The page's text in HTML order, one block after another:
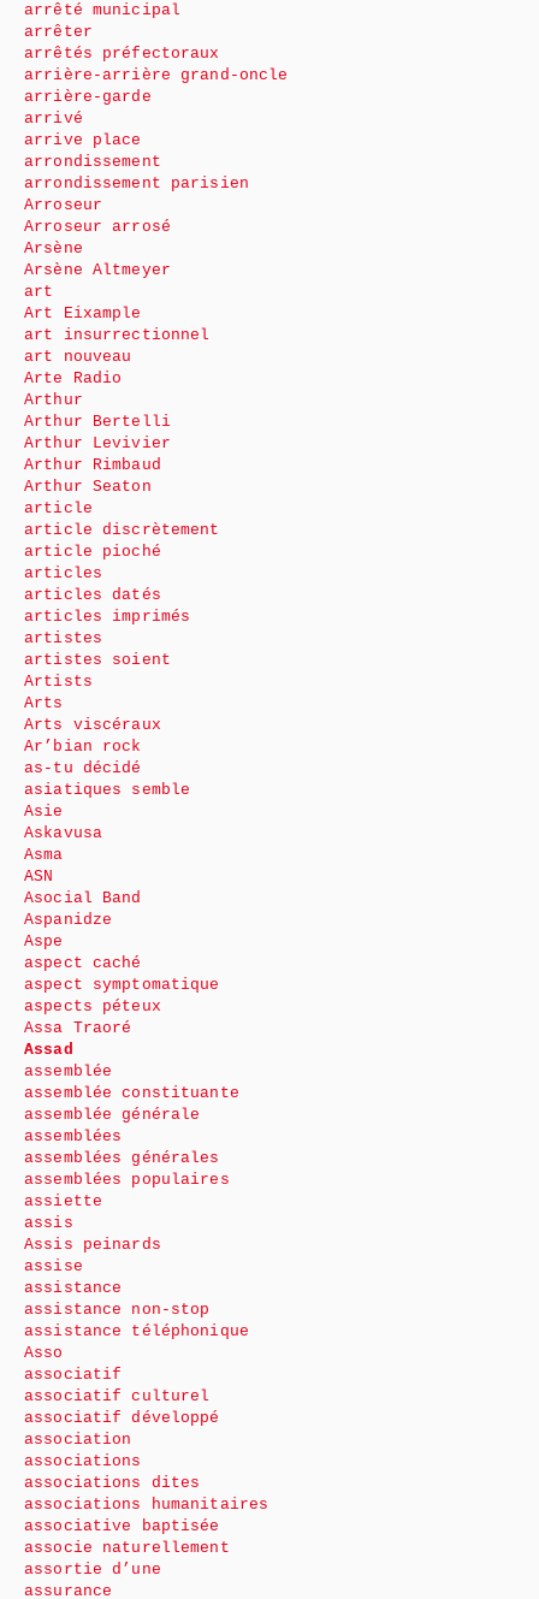
arrêté municipal
arrêter
arrêtés préfectoraux
arrière-arrière grand-oncle
arrière-garde
arrivé
arrive place
arrondissement
arrondissement parisien
Arroseur
Arroseur arrosé
Arsène
Arsène Altmeyer
art
Art Eixample
art insurrectionnel
art nouveau
Arte Radio
Arthur
Arthur Bertelli
Arthur Levivier
Arthur Rimbaud
Arthur Seaton
article
article discrètement
article pioché
articles
articles datés
articles imprimés
artistes
artistes soient
Artists
Arts
Arts viscéraux
Ar’bian rock
as-tu décidé
asiatiques semble
Asie
Askavusa
Asma
ASN
Asocial Band
Aspanidze
Aspe
aspect caché
aspect symptomatique
aspects péteux
Assa Traoré
Assad
assemblée
assemblée constituante
assemblée générale
assemblées
assemblées générales
assemblées populaires
assiette
assis
Assis peinards
assise
assistance
assistance non-stop
assistance téléphonique
Asso
associatif
associatif culturel
associatif développé
association
associations
associations dites
associations humanitaires
associative baptisée
associe naturellement
assortie d’une
assurance